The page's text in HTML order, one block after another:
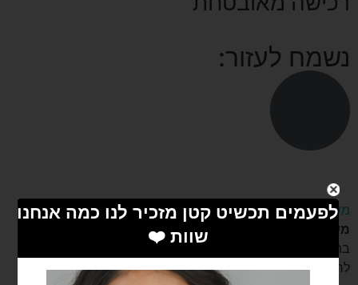
נשמח לעזור:
משלוחים
משלוח לנקודת איסוף
בהזמנה מעל 199 ש”ח.
לרוב עד 3 ימים אך לא יותר מ 7 ימי עסקים.